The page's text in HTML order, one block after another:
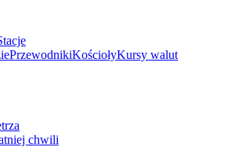
PrzewodnikiKościołyKursy walut
chwili